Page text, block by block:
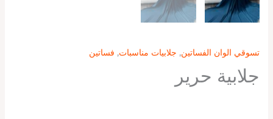
تسوقي الوان الفساتين, جلابيات مناسبات, فساتين
جلابية حرير